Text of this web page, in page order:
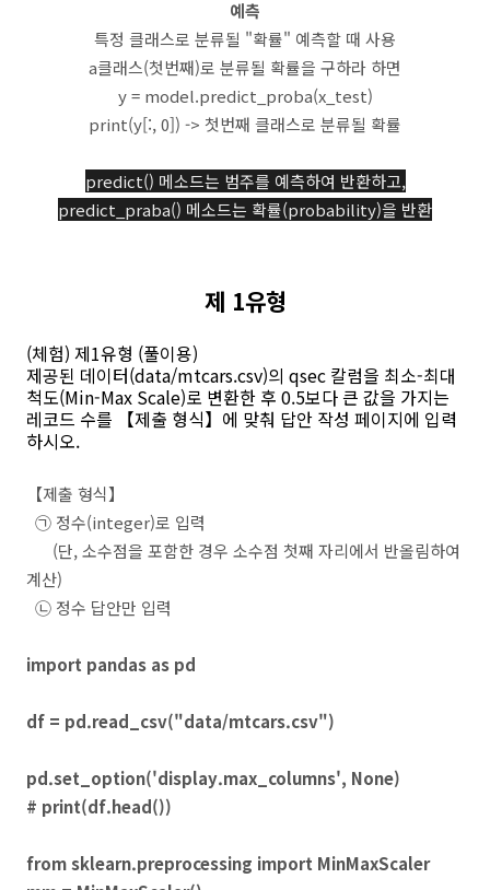
예측
특정 클래스로 분류될 "확률" 예측할 때 사용
a클래스(첫번째)로 분류될 확률을 구하라 하면
y = model.predict_proba(x_test)
print(y[:, 0]) -> 첫번째 클래스로 분류될 확률
predict() 메소드는 범주를 예측하여 반환하고,
predict_praba() 메소드는 확률(probability)을 반환
제 1유형
(체험) 제1유형 (풀이용)
제공된 데이터(data/mtcars.csv)의 qsec 칼럼을 최소-최대
척도(Min-Max Scale)로 변환한 후 0.5보다 큰 값을 가지는
레코드 수를
【제출 형식】에 맞춰 답안 작성 페이지에 입력
하시오.
【제출 형식】
㉠ 정수(integer)로 입력
(단, 소수점을 포함한 경우 소수점 첫째 자리에서 반올림하여
계산)
㉡ 정수 답안만 입력
import pandas as pd
df = pd.read_csv("data/mtcars.csv")
pd.set_option('display.max_columns', None)
# print(df.head())
from sklearn.preprocessing import MinMaxScaler